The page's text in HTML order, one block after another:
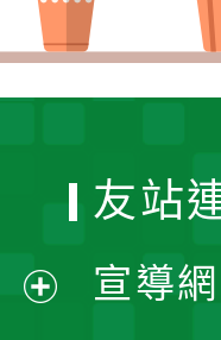
友站
宣導